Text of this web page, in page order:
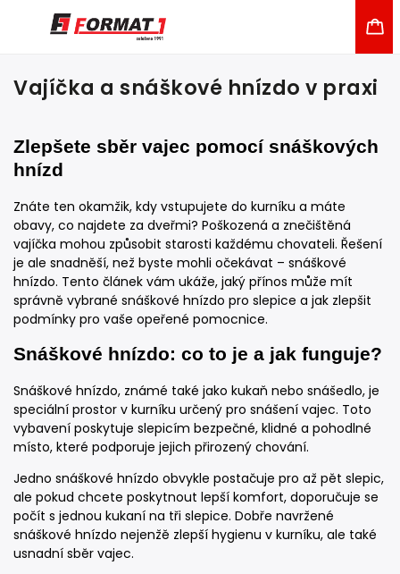
Vajíčka a snáškové hnízdo v praxi
Zlepšete sběr vajec pomocí snáškových
hnízd
Znáte ten okamžik, kdy vstupujete do kurníku a máte
obavy, co najdete za dveřmi? Poškozená a znečištěná
vajíčka mohou způsobit starosti každému chovateli. Řešení
je ale snadněší, než byste mohli očekávat – snáškové
hnízdo. Tento článek vám ukáže, jaký přínos může mít
správně vybrané snáškové hnízdo pro slepice a jak zlepšit
podmínky pro vaše opeřené pomocnice.
Snáškové hnízdo: co to je a jak funguje?
Snáškové hnízdo, známé také jako kukaň nebo snášedlo, je
speciální prostor v kurníku určený pro snášení vajec. Toto
vybavení poskytuje slepicím bezpečné, klidné a pohodlné
místo, které podporuje jejich přirozený chování.
Jedno snáškové hnízdo obvykle postačuje pro až pět slepic,
ale pokud chcete poskytnout lepší komfort, doporučuje se
počít s jednou kukaní na tři slepice. Dobře navržené
snáškové hnízdo nejenžě zlepší hygienu v kurníku, ale také
usnadní sběr vajec.